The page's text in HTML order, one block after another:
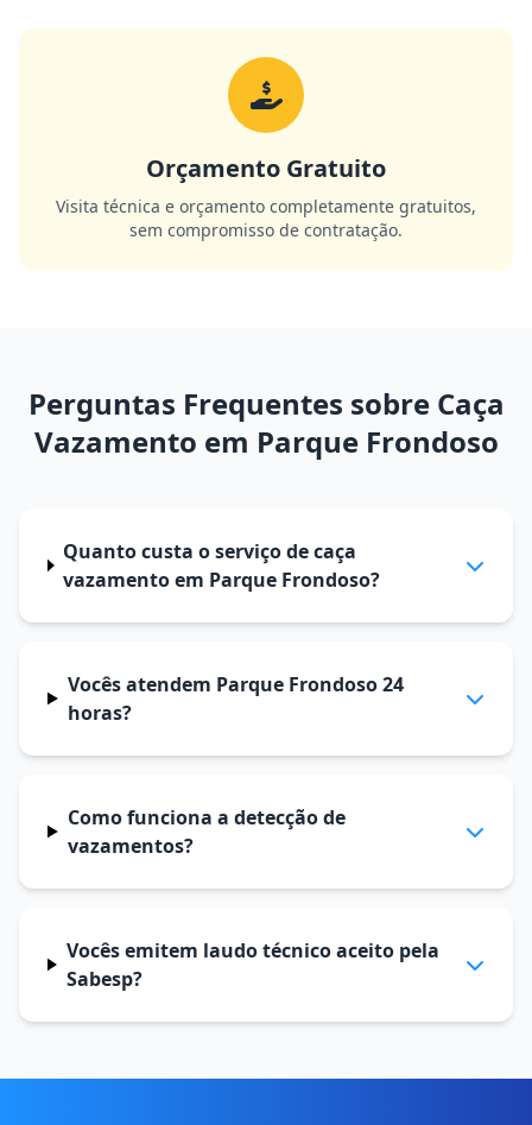
Orçamento Gratuito
Visita técnica e orçamento completamente gratuitos,
sem compromisso de contratação.
Perguntas Frequentes sobre Caça
Vazamento em Parque Frondoso
Quanto custa o serviço de caça
vazamento em Parque Frondoso?
Vocês atendem Parque Frondoso 24
horas?
Como funciona a detecção de
vazamentos?
Vocês emitem laudo técnico aceito pela
Sabesp?